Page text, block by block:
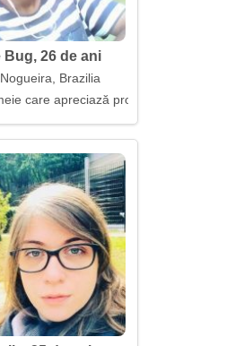
Bug, 26 de ani
Brazilia
care apreciază profunzimea